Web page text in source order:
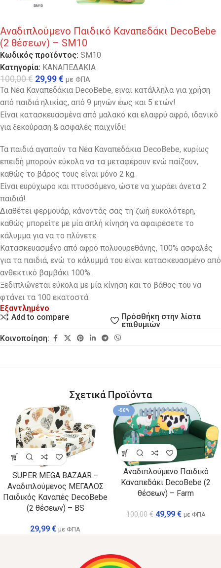
Αναδιπλούμενο Παιδικό Καναπεδάκι DecoBebe
(2 θέσεων) – SM10
Κωδικός προϊόντος: SM10
Κατηγορία: ΚΑΝΑΠΕΔΑΚΙΑ
100,00€ 29,99€ με ΦΠΑ
Τα Νέα Καναπεδάκια DecoBebe, ειναι κατάλληλα για χρήση
από παιδιά ηλικίας, από 9 μηνών έως και 5 ετών!
Είναι κατασκευασμένα από μαλακό και ελαφρύ αφρό, ιδανικό
για ξεκούραση & ασφαλές παιχνίδι!
Τα παιδιά αγαπούν τα Νέα Καναπεδάκια DecoBebe, κυρίως
επειδή μπορούν εύκολα να τα μεταφέρουν ενώ παίζουν,
καθώς το βάρος τους είναι μόνο 2 kg.
Eίναι ευρύχωρο και πτυσσόμενο, ώστε να χωράει άνετα 2
παιδιά!
Διαθέτει φερμουάρ, κάνοντάς σας τη ζωή ευκολότερη,
καθώς μπορείτε με μία απλή κίνηση να αφαιρέσετε το
κάλυμμα για να το πλύνετε.
Κατασκευασμένο από αφρό πολυουρεθάνης, 100% ασφαλές
για τα παιδιά, ενώ το κάλυμμά του είναι κατασκευασμένο από
ανθεκτικό βαμβάκι 100%.
Ξεδιπλώνεται εύκολα με μία κίνηση και το βάθος του να
φτάνει τα 100 εκατοστά.
Εξαντλημένο
Add to compare
Πρόσθήκη στην λίστα
επιθυμιών
Κοινοποίηση:
Σχετικά Προϊόντα
SUPER MEGA BAZAAR –
Αναδιπλούμενος ΜΕΓΑΛΟΣ
Παιδικός Καναπές DecoBebe
(2 θέσεων) – BS
29,99 € με ΦΠΑ
-50%
Αναδιπλούμενο Παιδικό
Καναπεδάκι DecoBebe (2
θέσεων) – Farm
100,00€ 49,99 € με ΦΠΑ